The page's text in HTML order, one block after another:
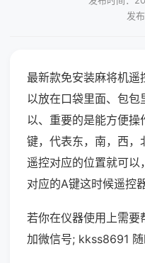
发
最新款免安装麻将机遥
以放在口袋里面、包
以、重要的是能方便
键，代表东，南，西，
遥控对应的位置就可以
对应的A键这时候遥控
若你在仪器使用上需要
加微信号; kkss8691 随